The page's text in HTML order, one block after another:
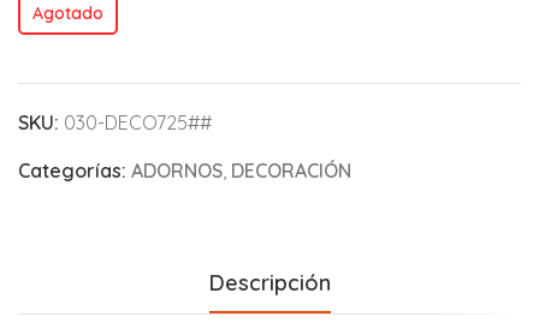
Agotado
SKU: 030-DECO725##
Categorías: ADORNOS, DECORACIÓN
Descripción